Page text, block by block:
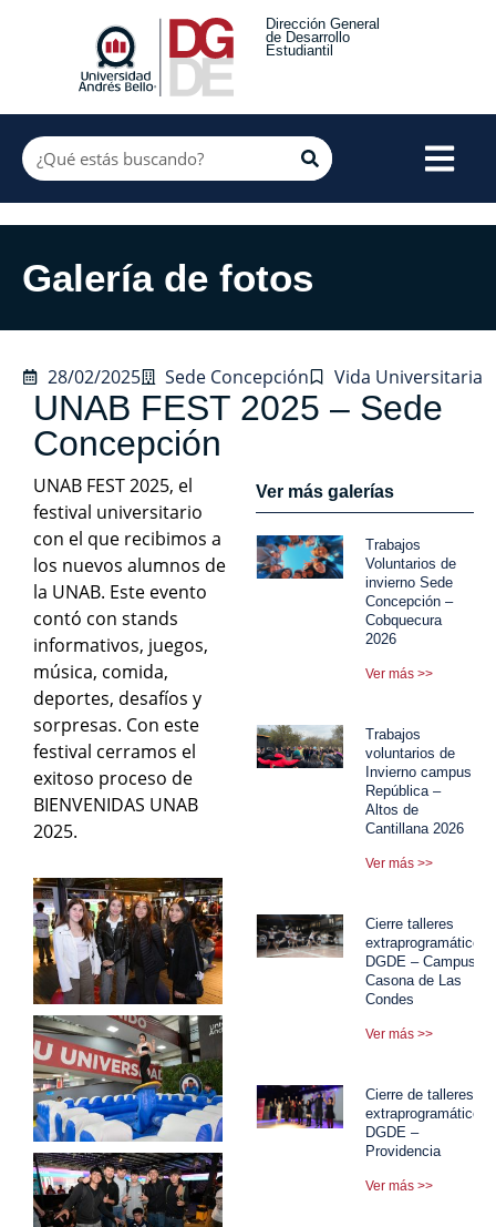
Dirección General
de Desarrollo
Estudiantil
Galería de fotos
28/02/2025 Sede Concepción Vida Universitaria
UNAB FEST 2025 – Sede
Concepción
UNAB FEST 2025, el
festival universitario
con el que recibimos a
los nuevos alumnos de
la UNAB. Este evento
contó con stands
informativos, juegos,
música, comida,
deportes, desafíos y
sorpresas. Con este
festival cerramos el
exitoso proceso de
BIENVENIDAS UNAB
2025.
Ver más galerías
Trabajos
Voluntarios de
invierno Sede
Concepción –
Cobquecura
2026
Ver más >>
Trabajos
voluntarios de
Invierno campus
República –
Altos de
Cantillana 2026
Ver más >>
Cierre talleres
extraprogramáticos
DGDE – Campus
Casona de Las
Condes
Ver más >>
Cierre de talleres
extraprogramáticos
DGDE –
Providencia
Ver más >>